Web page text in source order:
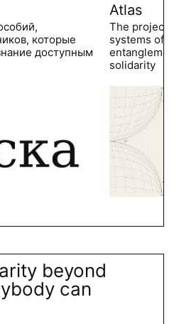
которые
доступным
Atlas
The project
systems of
solidarity
beyond
can